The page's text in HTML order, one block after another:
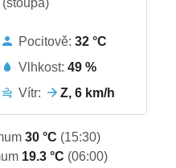
(stoupá)
Pocitově:32 °C
Vlhkost:49 %
Vítr:
Z, 6 km/h
30 °C (15:30)
19.3 °C (06:00)